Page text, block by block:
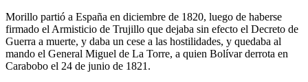
Morillo partió a España en diciembre de 1820, luego de haberse
firmado el Armisticio de Trujillo que dejaba sin efecto el Decreto de
Guerra a muerte, y daba un cese a las hostilidades, y quedaba al
mando el General Miguel de La Torre, a quien Bolívar derrota en
Carabobo el 24 de junio de 1821.